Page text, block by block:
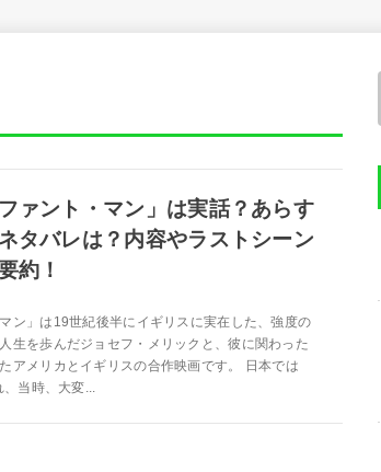
ァント・マン」は実話？あらす
タバレは？内容やラストシーン
約！
マン」は19世紀後半にイギリスに実在した、強度の
生を歩んだジョセフ・メリックと、彼に関わった
アメリカとイギリスの合作映画です。 日本では
当時、大変...